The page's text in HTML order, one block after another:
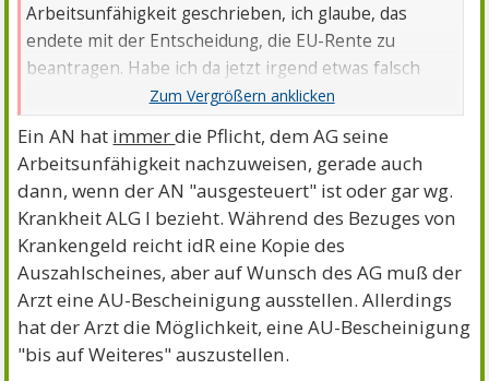
Arbeitsunfähigkeit geschrieben, ich glaube, das
endete mit der Entscheidung, die EU-Rente zu
beantragen. Habe ich da jetzt irgend etwas falsch
Ein AN hat immerdie Pflicht, dem AG seine
Arbeitsunfähigkeit nachzuweisen, gerade auch
dann, wenn der AN "ausgesteuert" ist oder gar wg.
Krankheit ALG I bezieht. Während des Bezuges von
Krankengeld reicht idR eine Kopie des
Auszahlscheines, aber auf Wunsch des AG muß der
Arzt eine AU-Bescheinigung ausstellen. Allerdings
hat der Arzt die Möglichkeit, eine AU-Bescheinigung
"bis auf Weiteres" auszustellen.